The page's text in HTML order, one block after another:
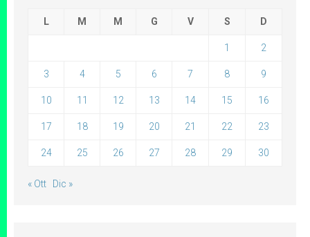
L M M G V S D
1 2
3 4 5 6 7 8 9
10 11 12 13 14 15 16
17 18 19 20 21 22 23
24 25 26 27 28 29 30
« Ott Dic »